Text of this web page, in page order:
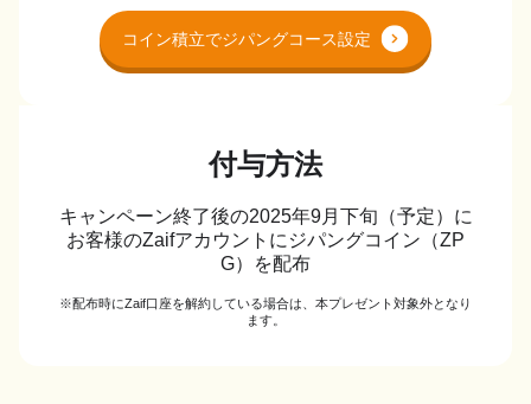
コイン積立でジパングコース設定
付与方法
キャンペーン終了後の2025年9月下旬（予定）に
お客様のZaifアカウントにジパングコイン（ZP
G）を配布
※配布時にZaif口座を解約している場合は、本プレゼント対象外となり
ます。